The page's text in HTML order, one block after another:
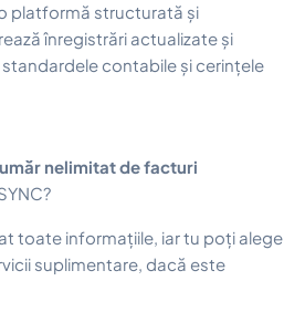
platformă structurată și
înregistrări actualizate și
contabile și cerințele
nelimitat de facturi
toate informațiile, iar tu poți alege
suplimentare, dacă este